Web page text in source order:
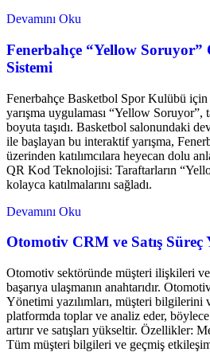
Devamını Oku
Fenerbahçe “Yellow Soruyor”
Sistemi
Fenerbahçe Basketbol Spor Kulübü
yarışma uygulaması “Yellow
boyuta taşıdı. Basketbol salonundaki
ile başlayan bu interaktif yarışma,
üzerinden katılımcılara heyecan dolu
QR Kod Teknolojisi: Taraftarların
kolayca katılmalarını sağladı.
Devamını Oku
Otomotiv CRM ve Satış Süreç
Otomotiv sektöründe müşteri ilişkileri
başarıya ulaşmanın anahtarıdır.
Yönetimi yazılımları, müşteri bilgilerini
platformda toplar ve analiz eder,
artırır ve satışları yükseltir. Özellikler:
Tüm müşteri bilgileri ve geçmiş